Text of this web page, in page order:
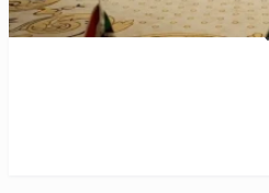
تدين بشدة العدوان